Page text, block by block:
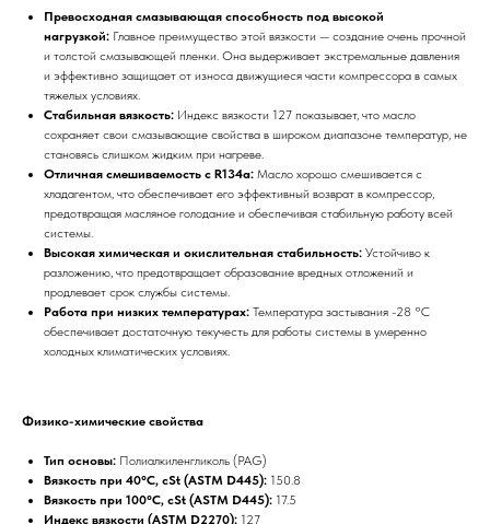
Превосходная смазывающая способность под высокой
нагрузкой: Главное преимущество этой вязкости — создание очень прочной
и толстой смазывающей пленки. Она выдерживает экстремальные давления
и эффективно защищает от износа движущиеся части компрессора в самых
тяжелых условиях.
Стабильная вязкость: Индекс вязкости 127 показывает, что масло
сохраняет свои смазывающие свойства в широком диапазоне температур, не
становясь слишком жидким при нагреве.
Отличная смешиваемость с R134a: Масло хорошо смешивается с
хладагентом, что обеспечивает его эффективный возврат в компрессор,
предотвращая масляное голодание и обеспечивая стабильную работу всей
системы.
Высокая химическая и окислительная стабильность: Устойчиво к
разложению, что предотвращает образование вредных отложений и
продлевает срок службы системы.
Работа при низких температурах: Температура застывания -28 °C
обеспечивает достаточную текучесть для работы системы в умеренно
холодных климатических условиях.
Физико-химические свойства
Тип основы: Полиалкиленгликоль (PAG)
Вязкость при 40°C, cSt (ASTM D445): 150.8
Вязкость при 100°C, cSt (ASTM D445): 17.5
Индекс вязкости (ASTM D2270): 127